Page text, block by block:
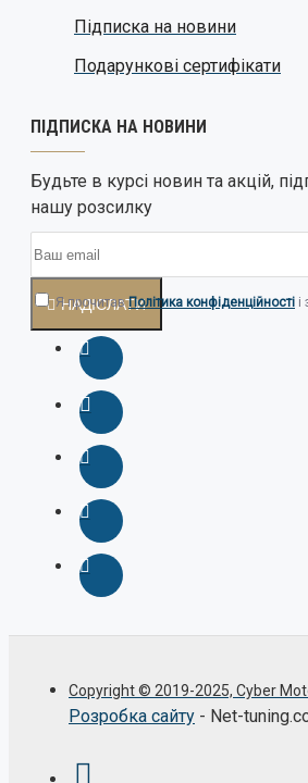
Підписка на новини
Подарункові сертифікати
ПІДПИСКА НА НОВИНИ
Будьте в курсі новин та акцій,
нашу розсилку
НАДІСЛАТИ
Я прочитавПолітика конфіденційності
Copyright © 2019-2025, Cyber
Розробка сайту - Net-